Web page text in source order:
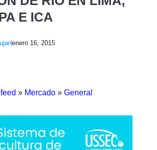
E ICA
enero 16, 2015
» Mercado » General